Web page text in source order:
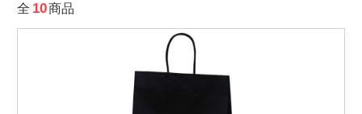
全 10商品